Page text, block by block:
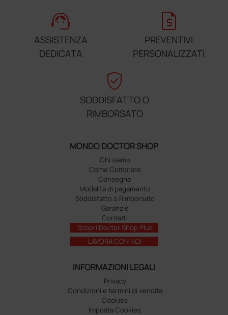
support_agent
ASSISTENZA
DEDICATA
request_quote
PREVENTIVI
PERSONALIZZATI
verified_user
SODDISFATTO O
RIMBORSATO
MONDO DOCTOR SHOP
Chi siamo
Come Comprare
Consegne
Modalità di pagamento
Soddisfatto o Rimborsato
Garanzie
Contatti
Scopri Doctor Shop Plus
LAVORA CON NOI
INFORMAZIONI LEGALI
Privacy
Condizioni e termini di vendita
Cookies
Imposta Cookies